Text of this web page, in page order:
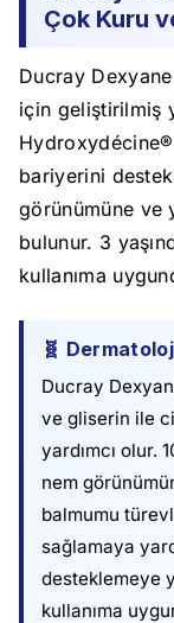
Çok Kuru
Ducray
için geliştirilmiş
bariyerini
görünümüne ve
bulunur. 3
kullanıma
🧬
Ducray
ve gliserin ile
yardımcı olur.
nem
balmumu
sağlamaya
desteklemeye
kullanıma